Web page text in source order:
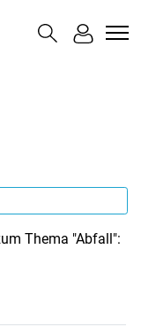
Thema "Abfall":